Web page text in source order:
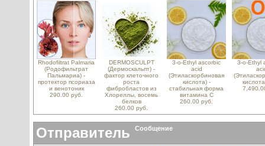
Rhodofiltrat Palmaria
(Родофильтрат
Пальмариа) -
протектор псориаза
и венотоник
290.00 руб.
DERMOSCULPT
(Дермоскальпт) -
фактор клеточного
роста
фибробластов из
Хлореллы, восемь
белков
260.00 руб.
3-o-Ethyl ascorbic
acid
(Этиласкорбиновая
кислота) -
стабильная форма
витамина С
260.00 руб.
3-o-Ethyl
Отправитель Сообщение